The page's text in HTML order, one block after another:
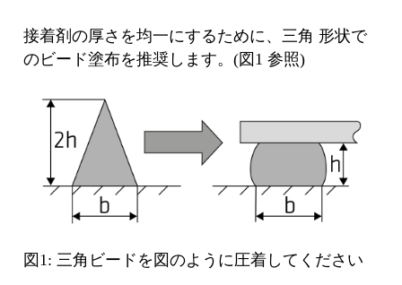
接着剤の厚さを均⼀にするために、三⾓ 形状で
のビード塗布を推奨します。(図1 参照)
図1: 三角ビードを図のように圧着してください